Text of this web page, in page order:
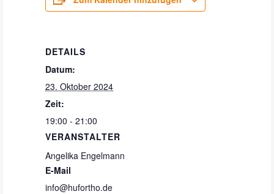
DETAILS
Datum:
23. Oktober 2024
Zeit:
19:00 - 21:00
VERANSTALTER
Angelika Engelmann
E-Mail
info@hufortho.de